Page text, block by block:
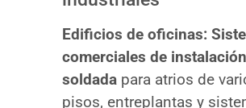
Edificios de oficinas:
comerciales de instalación
soldadapara atrios de
pisos, entreplantas y